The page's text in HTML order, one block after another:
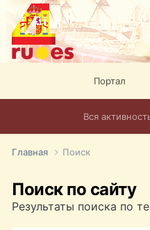
Портал
Вся
Главная Поиск
Поиск по сайту
Результаты поиска по